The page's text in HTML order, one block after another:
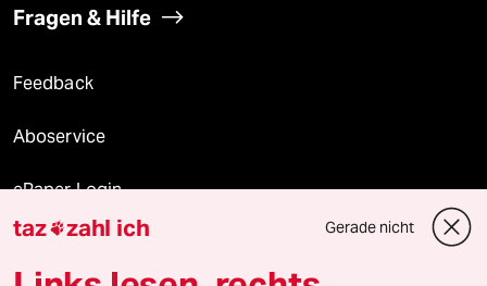
Fragen & Hilfe
Feedback
Aboservice
ePaper Login
Downloads für Abonnierende
taz zahl ich Gerade nicht